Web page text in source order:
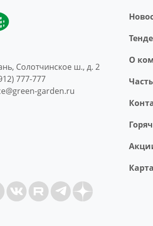
Солотчинское ш., д. 2
777-777
garden.ru
O